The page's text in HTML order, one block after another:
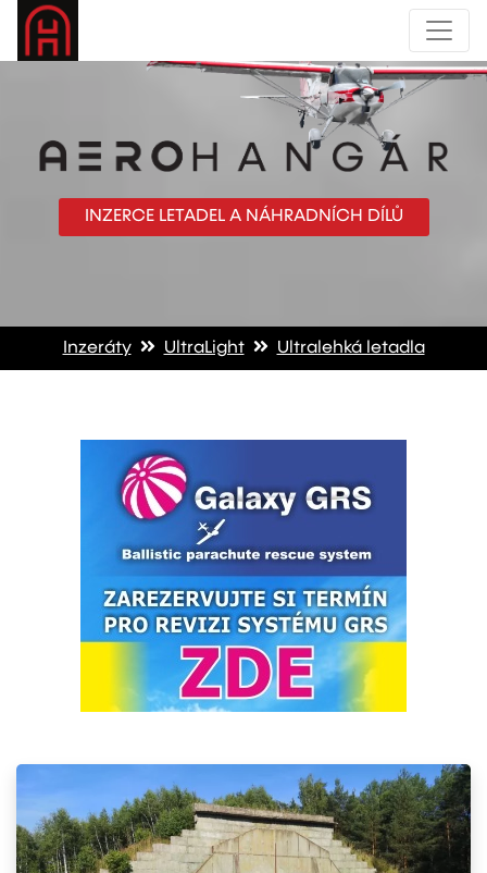
INZERCE LETADEL A NÁHRADNÍCH DÍLŮ
Inzeráty UltraLight Ultralehká letadla